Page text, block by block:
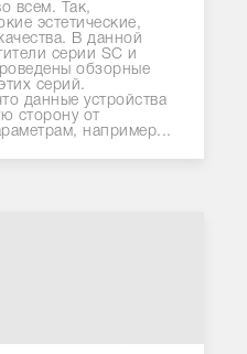
всем. Так,
эстетические,
В данной
серии SC и
обзорные
серий.
данные устройства
сторону от
например...